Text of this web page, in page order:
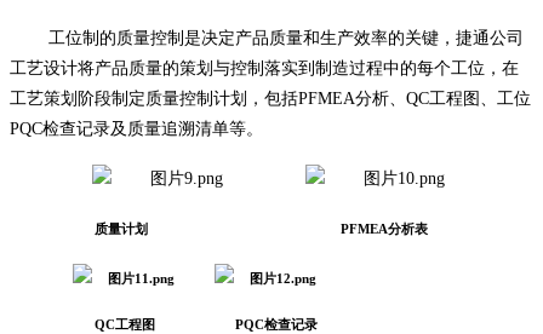
工位制的质量控制是决定产品质量和生产效率的关键，捷通公司
工艺设计将产品质量的策划与控制落实到制造过程中的每个工位，在
工艺策划阶段制定质量控制计划，包括PFMEA分析、QC工程图、工位
PQC检查记录及质量追溯清单等。
质量计划 PFMEA分析表
QC工程图 PQC检查记录